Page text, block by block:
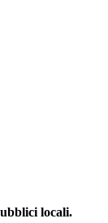
locali.